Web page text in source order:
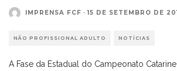
IMPRENSA FCF · 15 DE SETEMBRO DE
NÃO PROFISSIONAL ADULTO NOTÍCIAS
A Fase da Estadual do Campeonato